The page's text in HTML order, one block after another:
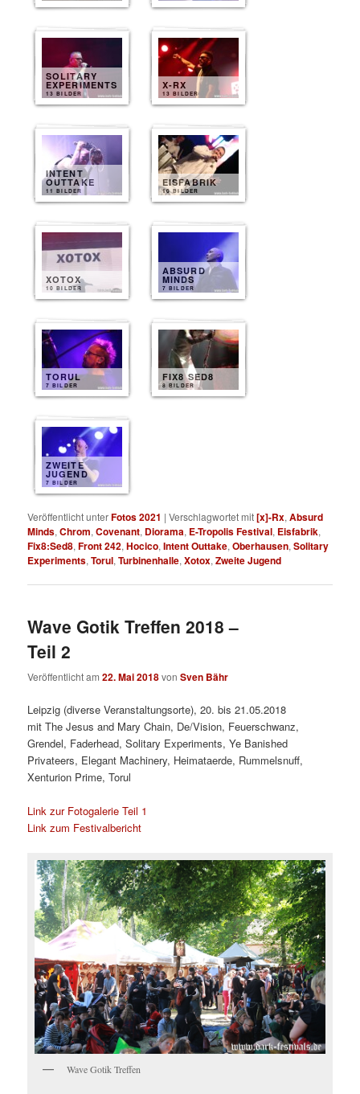
SOLITARY
EXPERIMENTS
13 BILDER
X-RX
13 BILDER
INTENT
OUTTAKE
11 BILDER
EISFABRIK
10 BILDER
XOTOX
10 BILDER
ABSURD
MINDS
7 BILDER
TORUL
7 BILDER
FIX8 SED8
8 BILDER
ZWEITE
JUGEND
7 BILDER
Veröffentlicht unterFotos 2021 |Verschlagwortet mit[x]-Rx,Absurd
Minds,Chrom,Covenant, Diorama, E-Tropolis Festival, Eisfabrik,
Fix8:Sed8,Front 242,Hocico,Intent Outtake,Oberhausen,Solitary
Experiments,Torul,Turbinenhalle,Xotox,Zweite Jugend
Wave Gotik Treffen 2018 –
Teil 2
Veröffentlicht am22. Mai 2018vonSven Bähr
Leipzig (diverse Veranstaltungsorte), 20. bis 21.05.2018
mit The Jesus and Mary Chain, De/Vision, Feuerschwanz,
Grendel, Faderhead, Solitary Experiments, Ye Banished
Privateers, Elegant Machinery, Heimataerde, Rummelsnuff,
Xenturion Prime, Torul
Link zur Fotogalerie Teil 1
Link zum Festivalbericht
Wave Gotik Treffen